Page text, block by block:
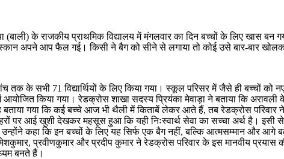
(बाली) के राजकीय प्राथमिक विद्यालय में मंगलवार का दिन बच्चों के लिए खास
अपने आप फैल गई। किसी ने बैग को सीने से लगाया तो कोई उसे बार-बार
तक के सभी 71 विद्यार्थियों के लिए किया गया। स्कूल परिसर में जैसे ही बच्चों
आयोजित किया गया। रेडक्रोस शाखा सदस्य प्रियंका मेवाड़ा ने बताया कि
बताया गया कि कई बच्चे आज भी थैली में किताबें लेकर आते हैं, तब रेडक्रोस
आई खुशी देखकर महसूस हुआ कि यही निःस्वार्थ सेवा का सच्चा अर्थ है। इसी
कहा कि इन बच्चों के लिए यह सिर्फ एक बैग नहीं, बल्कि आत्मसम्मान और आगे
प्रवीणकुमार और प्रदीप कुमार ने रेडक्रोस परिवार के इस मानवीय
बनते हैं।